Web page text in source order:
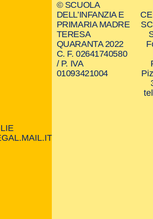
© SCUOLA
DELL’INFANZIA E
PRIMARIA MADRE
TERESA
QUARANTA 2022
C. F. 02641740580
/ P. IVA
01093421004